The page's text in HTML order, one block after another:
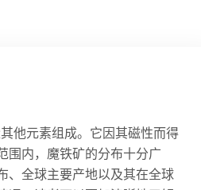
他元素组成。它因其磁性而得
围内，魔铁矿的分布十分广
、全球主要产地以及其在全球